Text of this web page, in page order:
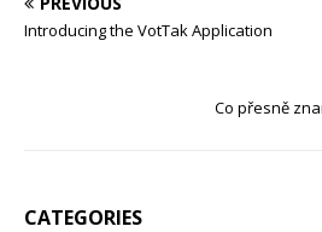
Introducing the VotTak Application
Co přesně
CATEGORIES